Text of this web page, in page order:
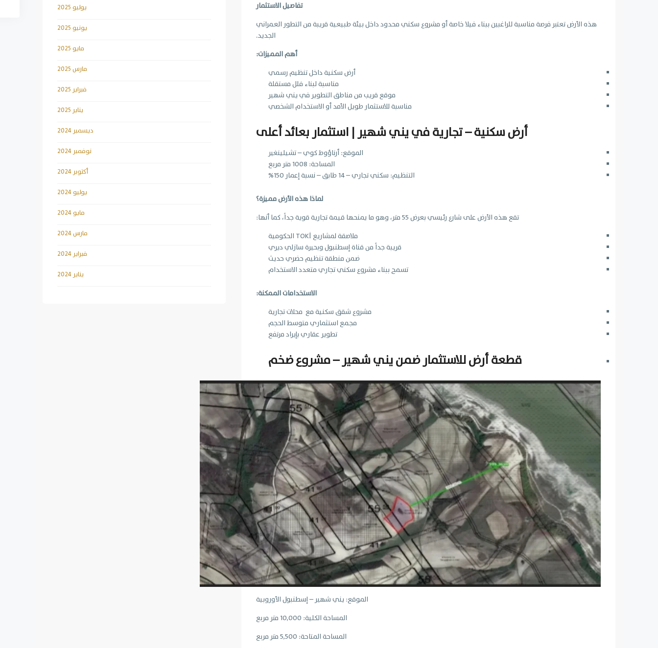
تفاصيل الاستثمار
هذه الأرض تعتبر فرصة مناسبة للراغبين ببناء فيلا خاصة أو مشروع سكني محدود داخل بيئة طبيعية قريبة من التطور العمراني
الجديد.
أهم المميزات:
أرض سكنية داخل تنظيم رسمي
مناسبة لبناء فلل مستقلة
موقع قريب من مناطق التطوير في يني شهير
مناسبة للاستثمار طويل الأمد أو الاستخدام الشخصي
أرض سكنية – تجارية في يني شهير | استثمار بعائد أعلى
الموقع: أرناؤوط كوي – تشيلينغير
المساحة: 1008 متر مربع
التنظيم: سكني تجاري – 14 طابق – نسبة إعمار 150%
لماذا هذه الأرض مميزة؟
تقع هذه الأرض على شارع رئيسي بعرض 55 متر، وهو ما يمنحها قيمة تجارية قوية جداً، كما أنها:
ملاصقة لمشاريع TOKİ الحكومية
قريبة جداً من قناة إسطنبول وبحيرة سازلي ديري
ضمن منطقة تنظيم حضري حديث
تسمح ببناء مشروع سكني تجاري متعدد الاستخدام
الاستخدامات الممكنة:
مشروع شقق سكنية مع محلات تجارية
مجمع استثماري متوسط الحجم
تطوير عقاري بإيراد مرتفع
قطعة أرض للاستثمار ضمن يني شهير – مشروع ضخم
الموقع: يني شهير – إسطنبول الأوروبية
المساحة الكلية: 10,000 متر مربع
المساحة المتاحة: 5,500 متر مربع
يوليو 2025
يونيو 2025
مايو 2025
مارس 2025
فبراير 2025
يناير 2025
ديسمبر 2024
نوفمبر 2024
أكتوبر 2024
يوليو 2024
مايو 2024
مارس 2024
فبراير 2024
يناير 2024